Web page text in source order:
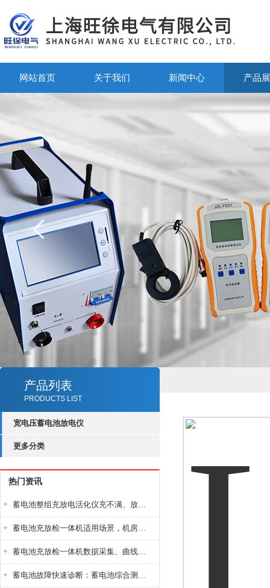
网站首页 关于我们 新闻中心 产品
产品列表
PRODUCTS LIST
宽电压蓄电池放电仪
更多分类
热门资讯
蓄电池整组充放电活化仪充不满、放不完怎么办？
蓄电池充放检一体机适用场景，机房基站变电站铅酸蓄电池维护检测应用
蓄电池充放检一体机数据采集、曲线分析与电池健康状态智能评估功能详解
蓄电池故障快速诊断：蓄电池综合测试仪判断落后电池的方法与标准